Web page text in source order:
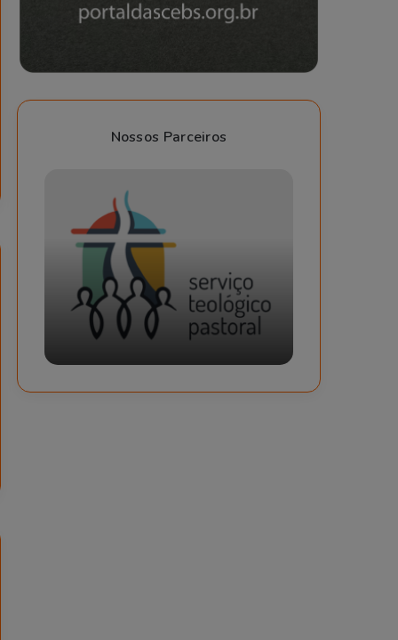
Nossos Parceiros